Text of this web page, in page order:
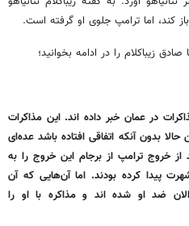
کند، اما ترامپ جلوی او گرفته است.
زیباکلام را در ادامه بخوانید؛
در عمان خبر داده اند. این مذاکرات
بدون آنکه اتفاقی افتاده باشد عده‌ای
خروج ترامپ از برجام این خروج را به
پیدا کرده بودند. اما آن‌هایی که آن
ضد او شده اند و مذاکره با او را